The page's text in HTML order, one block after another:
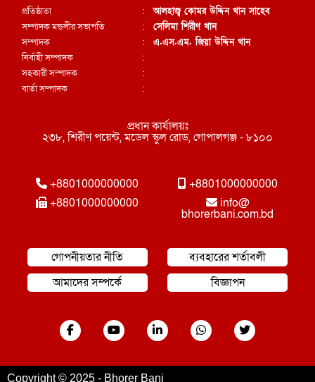
প্রতিষ্ঠাতা
সম্পাদক মন্ডলীর সভাপতি
সম্পাদক
নির্বাহী সম্পাদক
সহকারী সম্পাদক
বার্তা সম্পাদক
:
:
:
:
:
:
আলহাজ্ব কোমর উদ্দিন খান সাহেব
সেলিমা শিরীণ খান
এ.এস.এম. জিয়া উদ্দিন খান
প্রধান কার্যালয়ঃ
২৩৮, শিরীণ পয়েন্ট, মডেল স্কুল রোড, গোপালগঞ্জ - ৮১০০
+8801000000000
+8801000000000
+8801000000000
info@
bhorerbani.com.bd
গোপনীয়তার নীতি
ব্যবহারের শর্তাবলী
আমাদের সম্পর্কে
বিজ্ঞাপন
Copyright © 2025 - Bhorer Bani